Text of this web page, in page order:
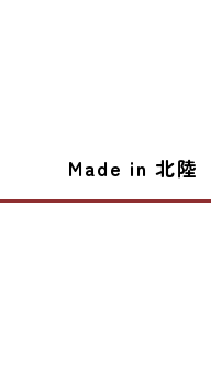
Made in 北陸